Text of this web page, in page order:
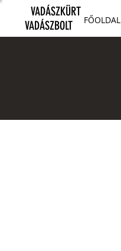
FŐOLDAL
VADÁSZKÜRT
VADÁSZBOLT